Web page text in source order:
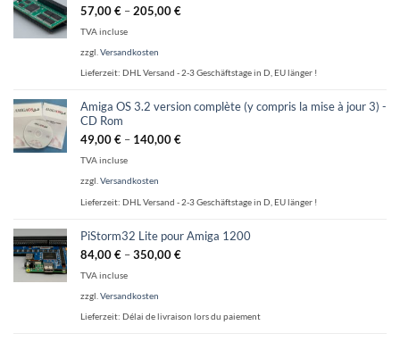
57,00€ –205,00€
TVA incluse
zzgl. Versandkosten
Lieferzeit: DHL Versand - 2-3 Geschäftstage in D, EU länger !
Amiga OS 3.2 version complète (y compris la mise à jour 3) -
CD Rom
49,00€ – 140,00€
TVA incluse
zzgl.Versandkosten
Lieferzeit: DHL Versand - 2-3 Geschäftstage in D, EU länger !
PiStorm32 Lite pour Amiga 1200
84,00€ –350,00€
TVA incluse
zzgl. Versandkosten
Lieferzeit: Délai de livraison lors du paiement